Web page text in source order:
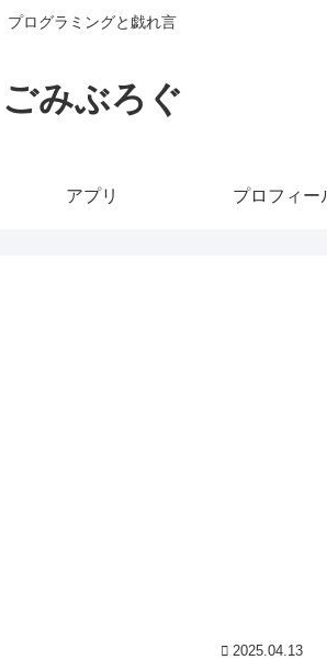
プログラミングと戯れ言
ごみぶろぐ
アプリ プロフィー
2025.04.13